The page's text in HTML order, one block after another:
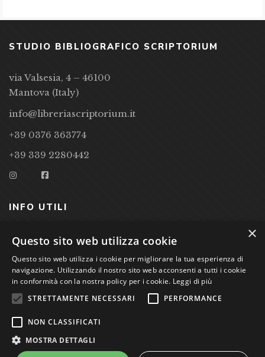
STUDIO BIBLIOGRAFICO SCRIPTORIUM
via Valsesia, 4 – 46100
Mantova (Italy)
info@libreriascriptorium.it
+39 0376 363774
+39 339 2280442
INFO UTILI
CONDIZIONI DI VENDITA
PRIVACY POLICY
COOKIE POLICY
Studio Bibliografico Scriptorium Dott.ssa Sara Bassi VAT
nr. 01744000207
×
Questo sito web utilizza cookie
Questo sito web utilizza i cookie per migliorare la tua esperienza di
navigazione. Utilizzando il nostro sito web acconsenti a tutti i cookie
in conformità con la nostra policy per i cookie. Leggi di più
STRETTAMENTE NECESSARI
PERFORMANCE
NON CLASSIFICATI
MOSTRA DETTAGLI